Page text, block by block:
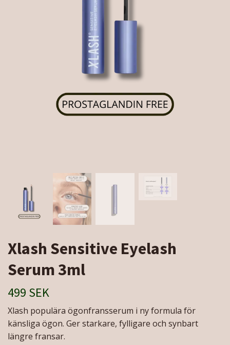
Xlash Sensitive Eyelash
Serum 3ml
499 SEK
Xlash populära ögonfransserum i ny formula för
känsliga ögon. Ger starkare, fylligare och synbart
längre fransar.